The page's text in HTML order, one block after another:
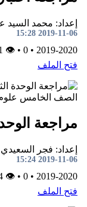
إعداد: محمد السيد
2019-11-06 15:28
2019-2020
•
0
•
👁 2,281
فتح الملف
الصف الخامس علوم
مراجعة
إعداد: فجر السعيدي
2019-11-06 15:24
2019-2020
•
0
•
👁 2,654
فتح الملف